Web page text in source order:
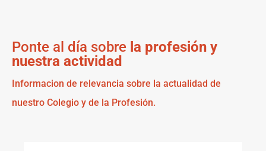
Ponte al día sobre la profesión y
nuestra actividad
Informacion de relevancia sobre la actualidad de
nuestro Colegio y de la Profesión.